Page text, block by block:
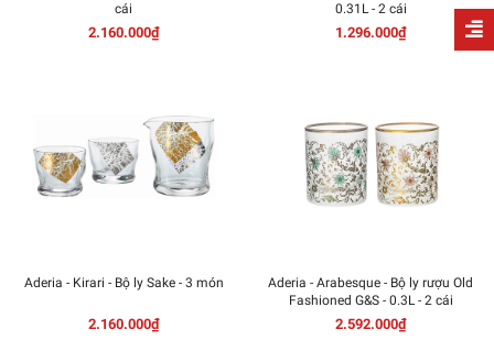
cái
2.160.000₫
0.31L - 2 cái
1.296.000₫
Aderia - Kirari - Bộ ly Sake - 3 món
2.160.000₫
Aderia - Arabesque - Bộ ly rượu Old
Fashioned G&S - 0.3L - 2 cái
2.592.000₫